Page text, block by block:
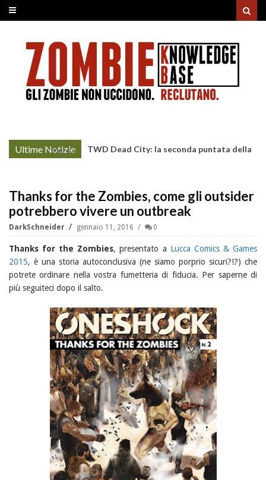
Ultime Notizie
More »
TWD Dead City: la seconda puntata della
Thanks for the Zombies, come gli outsider
potrebbero vivere un outbreak
DarkSchneider gennaio 11, 2016 0
Thanks for the Zombies, presentato a Lucca Comics & Games
2015, è una storia autoconclusiva (ne siamo porprio sicuri?!?) che
potrete ordinare nella vostra fumetteria di fiducia. Per saperne di
più seguiteci dopo il salto.